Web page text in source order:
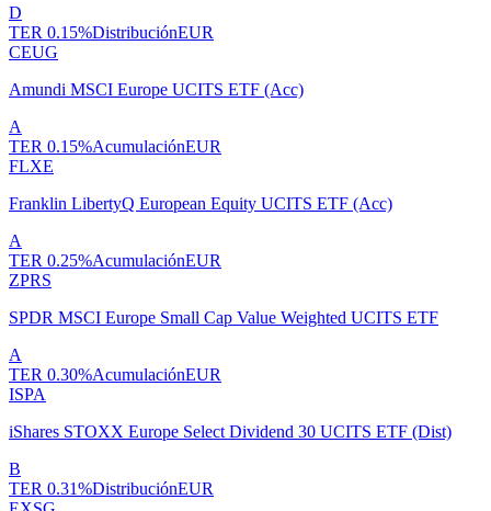
D
TER 0.15%DistribuciónEUR
CEUG
Amundi MSCI Europe UCITS ETF (Acc)
A
TER 0.15%AcumulaciónEUR
FLXE
Franklin LibertyQ European Equity UCITS ETF (Acc)
A
TER 0.25%AcumulaciónEUR
ZPRS
SPDR MSCI Europe Small Cap Value Weighted UCITS ETF
A
TER 0.30%AcumulaciónEUR
ISPA
iShares STOXX Europe Select Dividend 30 UCITS ETF (Dist)
B
TER 0.31%DistribuciónEUR